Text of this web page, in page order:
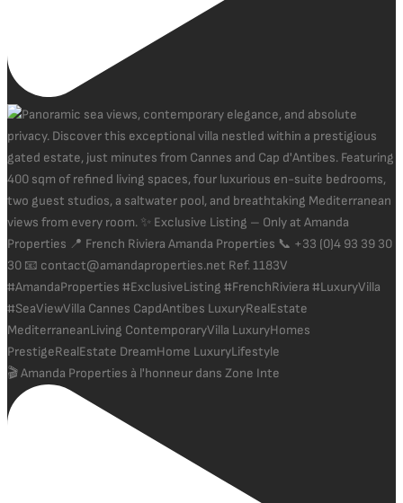
🎬 Amanda Properties à l'honneur dans Zone Inte